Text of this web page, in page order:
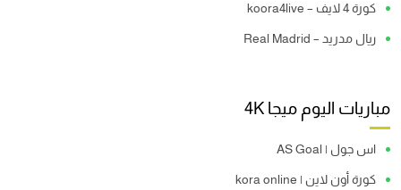
كورة 4 لايف – koora4live
ريال مدريد – Real Madrid
مباريات اليوم ميجا 4K
اس جول | AS Goal
كورة أون لاين | kora online